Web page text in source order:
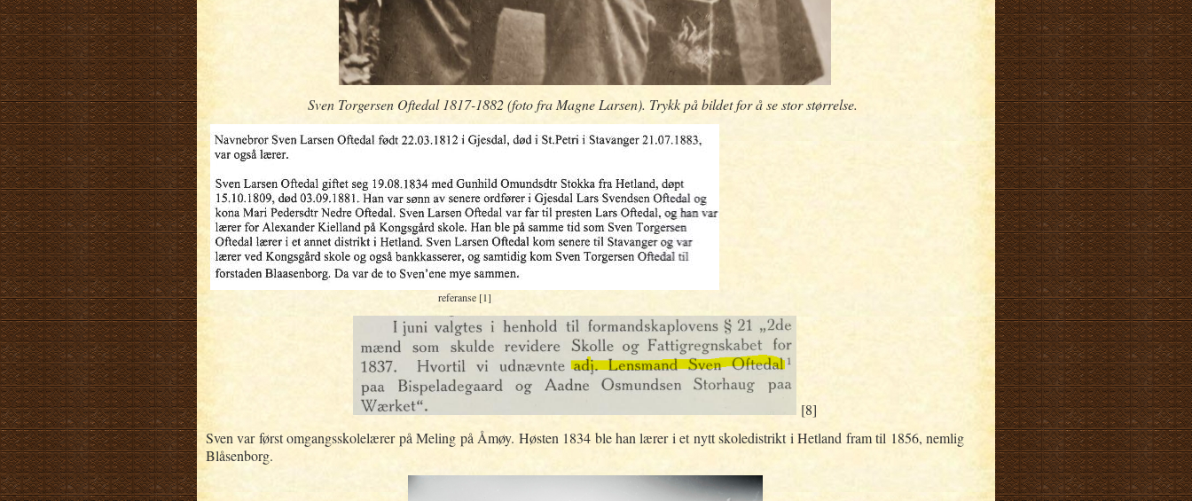
Sven Torgersen Oftedal 1817-1882 (foto fra Magne Larsen). Trykk på bildet for å se stor størrelse.
referanse [1]
[8]
Sven var først omgangsskolelærer på Meling på Åmøy. Høsten 1834 ble han lærer i et nytt skoledistrikt i Hetland fram til 1856, nemlig
Blåsenborg.